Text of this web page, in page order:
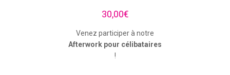
30,00€
Venez participer à notre
Afterwork pour célibataires
!